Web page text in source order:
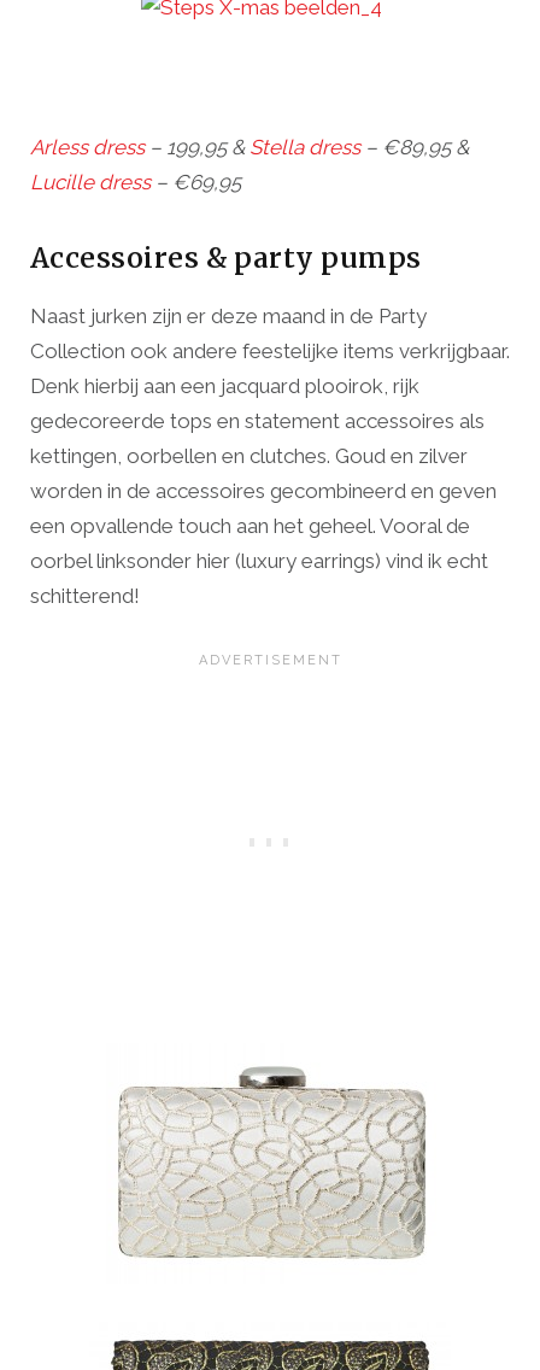
Arless dress– 199,95 & Stella dress– €89,95 &
Lucille dress– €69,95
Accessoires & party pumps
Naast jurken zijn er deze maand in de Party
Collection ook andere feestelijke items verkrijgbaar.
Denk hierbij aan een jacquard plooirok, rijk
gedecoreerde tops en statement accessoires als
kettingen, oorbellen en clutches. Goud en zilver
worden in de accessoires gecombineerd en geven
een opvallende touch aan het geheel. Vooral de
oorbel linksonder hier (luxury earrings) vind ik echt
schitterend!